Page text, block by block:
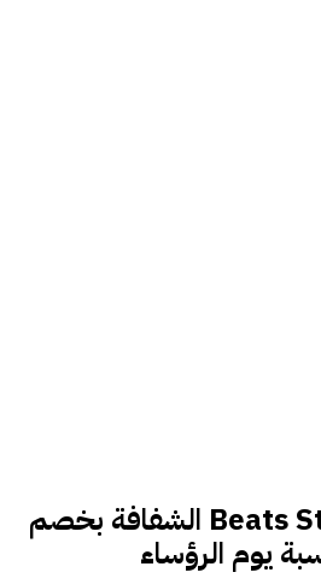
تتمتع سماعات Beats Studio Buds Plus الشفافة بخصم